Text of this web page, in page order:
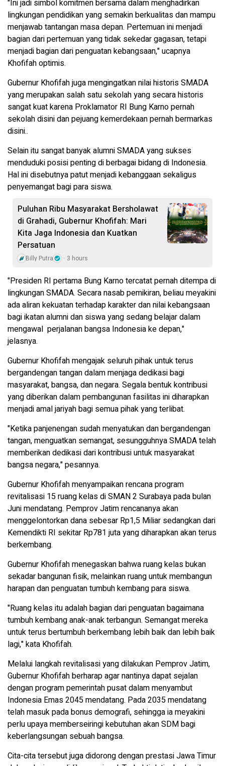
"Ini jadi simbol komitmen bersama dalam menghadirkan
lingkungan pendidikan yang semakin berkualitas dan mampu
menjawab tantangan masa depan. Pertemuan ini menjadi
bagian dari pertemuan yang tidak sekedar gagasan, tetapi
menjadi bagian dari penguatan kebangsaan," ucapnya
Khofifah optimis.
Gubernur Khofifah juga mengingatkan nilai historis SMADA
yang merupakan salah satu sekolah yang secara historis
sangat kuat karena Proklamator RI Bung Karno pernah
sekolah disini dan pejuang kemerdekaan pernah bermarkas
disini..
Selain itu sangat banyak alumni SMADA yang sukses
menduduki posisi penting di berbagai bidang di Indonesia.
Hal ini disebutnya patut menjadi kebanggaan sekaligus
penyemangat bagi para siswa.
Puluhan Ribu Masyarakat Bersholawat
di Grahadi, Gubernur Khofifah: Mari
Kita Jaga Indonesia dan Kuatkan
Persatuan
Billy Putra 3 hours
"Presiden RI pertama Bung Karno tercatat pernah ditempa di
lingkungan SMADA. Secara nasab pemikiran, beliau meyakini
ada aliran kekuatan terhadap karakter dan nilai kebangsaan
bagi ikatan alumni dan siswa yang sedang belajar dalam
mengawal perjalanan bangsa Indonesia ke depan,"
jelasnya.
Gubernur Khofifah mengajak seluruh pihak untuk terus
bergandengan tangan dalam menjaga dedikasi bagi
masyarakat, bangsa, dan negara. Segala bentuk kontribusi
yang diberikan dalam pembangunan fasilitas ini diharapkan
menjadi amal jariyah bagi semua pihak yang terlibat.
"Ketika panjenengan sudah menyatukan dan bergandengan
tangan, menguatkan semangat, sesungguhnya SMADA telah
memberikan dedikasi dari kontribusi untuk masyarakat
bangsa negara," pesannya.
Gubernur Khofifah menyampaikan rencana program
revitalisasi 15 ruang kelas di SMAN 2 Surabaya pada bulan
Juni mendatang. Pemprov Jatim rencananya akan
menggelontorkan dana sebesar Rp1,5 Miliar sedangkan dari
Kemendikti RI sekitar Rp781 juta yang diharapkan akan terus
berkembang.
Gubernur Khofifah menegaskan bahwa ruang kelas bukan
sekadar bangunan fisik, melainkan ruang untuk membangun
harapan dan penguatan tumbuh kembang para siswa.
"Ruang kelas itu adalah bagian dari penguatan bagaimana
tumbuh kembang anak-anak terbangun. Semangat mereka
untuk terus bertumbuh berkembang lebih baik dan lebih baik
lagi," kata Khofifah.
Melalui langkah revitalisasi yang dilakukan Pemprov Jatim,
Gubernur Khofifah berharap agar nantinya dapat sejalan
dengan program pemerintah pusat dalam menyambut
Indonesia Emas 2045 mendatang. Pada 2035 mendatang
telah masuk pada bonus demografi, sehingga ia meyakini
perlu upaya memberseiringi kebutuhan akan SDM bagi
keberlangsungan sebuah bangsa.
Cita-cita tersebut juga didorong dengan prestasi Jawa Timur